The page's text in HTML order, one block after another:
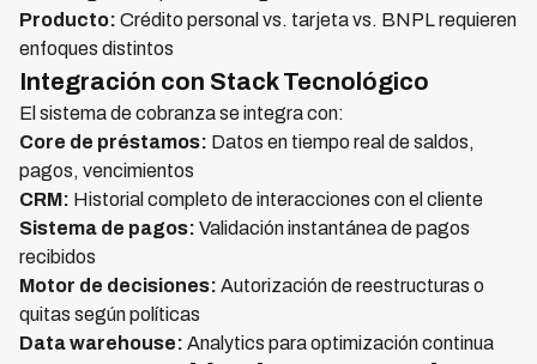
Producto: Crédito personal vs. tarjeta vs. BNPL requieren
enfoques distintos
Integración con Stack Tecnológico
El sistema de cobranza se integra con:
Core de préstamos: Datos en tiempo real de saldos,
pagos, vencimientos
CRM: Historial completo de interacciones con el cliente
Sistema de pagos: Validación instantánea de pagos
recibidos
Motor de decisiones: Autorización de reestructuras o
quitas según políticas
Data warehouse: Analytics para optimización continua